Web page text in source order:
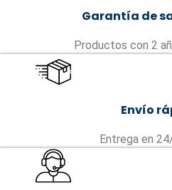
Garantía de
Productos con 2
Envío
Entrega en